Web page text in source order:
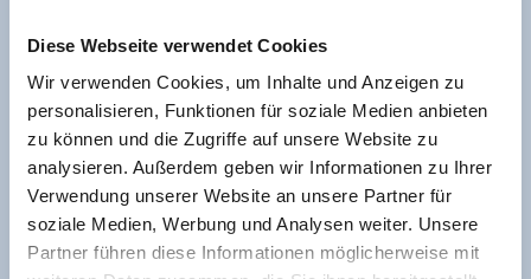
Diese Webseite verwendet Cookies
Wir verwenden Cookies, um Inhalte und Anzeigen zu
personalisieren, Funktionen für soziale Medien anbieten
zu können und die Zugriffe auf unsere Website zu
analysieren. Außerdem geben wir Informationen zu Ihrer
Verwendung unserer Website an unsere Partner für
soziale Medien, Werbung und Analysen weiter. Unsere
Partner führen diese Informationen möglicherweise mit